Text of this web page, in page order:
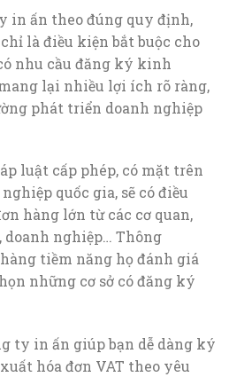
in ấn theo đúng quy định,
là điều kiện bắt buộc cho
nhu cầu đăng ký kinh
lại nhiều lợi ích rõ ràng,
phát triển doanh nghiệp
luật cấp phép, có mặt trên
quốc gia, sẽ có điều
hàng lớn từ các cơ quan,
doanh nghiệp… Thông
tiềm năng họ đánh giá
những cơ sở có đăng ký
ty in ấn giúp bạn dễ dàng ký
hóa đơn VAT theo yêu